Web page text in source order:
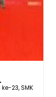
23, SMK